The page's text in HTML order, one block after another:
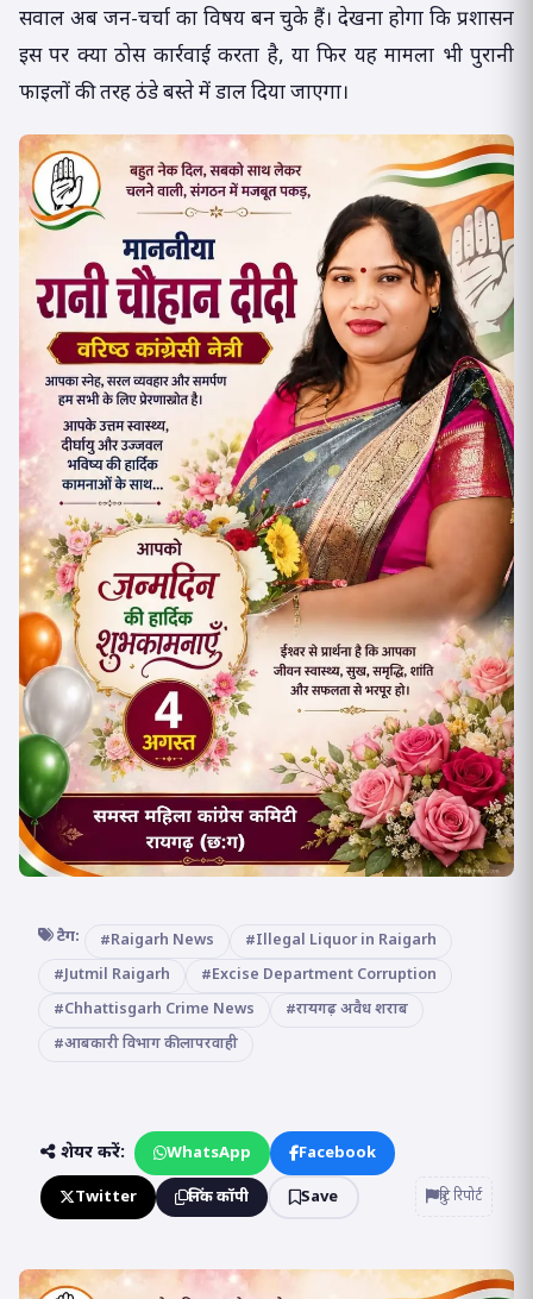
सवाल अब जन-चर्चा का विषय बन चुके हैं। देखना होगा कि प्रशासन
इस पर क्या ठोस कार्रवाई करता है, या फिर यह मामला भी पुरानी
फाइलों की तरह ठंडे बस्ते में डाल दिया जाएगा।
टैग: #Raigarh News
#Illegal Liquor in Raigarh
#Jutmil Raigarh
#Excise Department Corruption
#Chhattisgarh Crime News
#रायगढ़ अवैध शराब
#आबकारी विभाग की लापरवाही
शेयर करें: WhatsApp Facebook
Twitter लिंक कॉपी Save त्रुटि रिपोर्ट